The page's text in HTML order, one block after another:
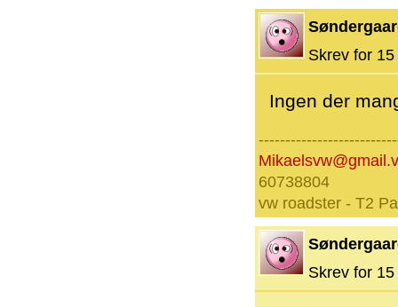
Skrev for
Ingen der
60738804
vw roadster - T2
Skrev for